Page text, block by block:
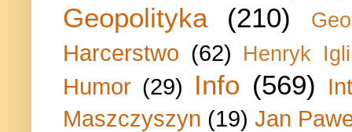
Geopolityka
(210)
Harcerstwo (62) Henryk
Humor (29) Info (569)
Maszczyszyn (19) Jan